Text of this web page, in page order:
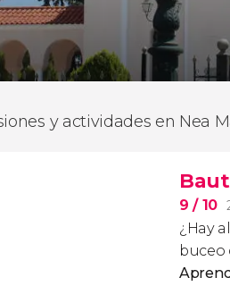
y actividades en Nea
9/ 10
¿Hay
buceo